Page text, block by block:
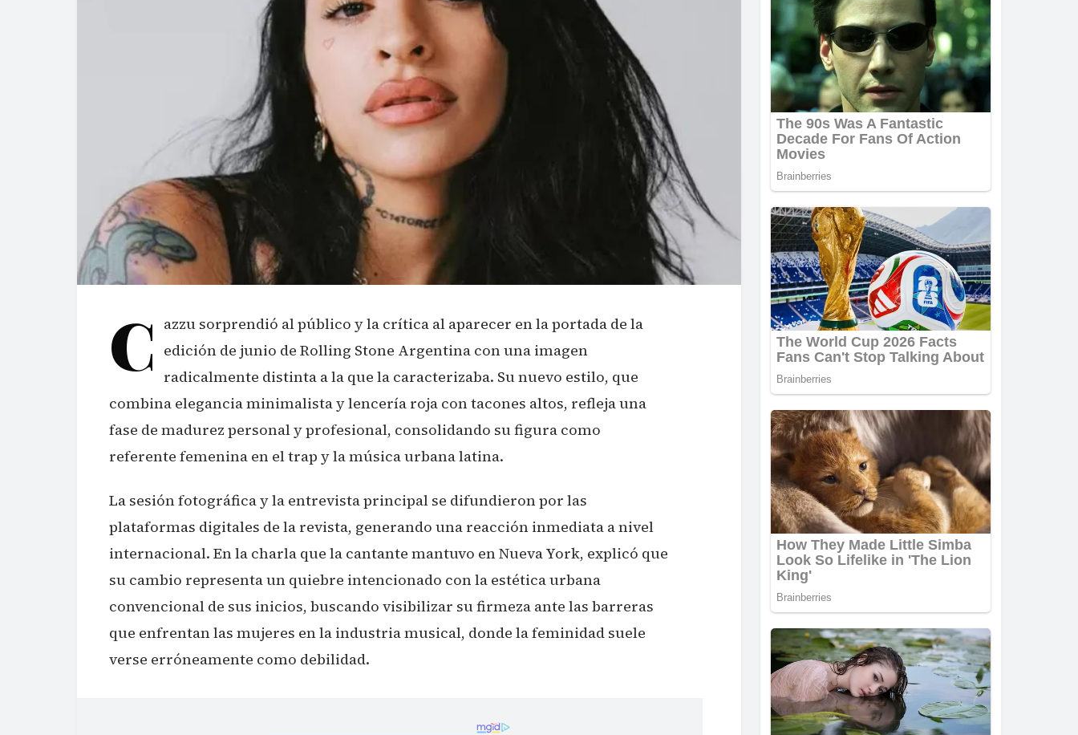
C azzu sorprendió al público y la crítica al aparecer en la portada de la
edición de junio de Rolling Stone Argentina con una imagen
radicalmente distinta a la que la caracterizaba. Su nuevo estilo, que
combina elegancia minimalista y lencería roja con tacones altos, refleja una
fase de madurez personal y profesional, consolidando su figura como
referente femenina en el trap y la música urbana latina.
La sesión fotográfica y la entrevista principal se difundieron por las
plataformas digitales de la revista, generando una reacción inmediata a nivel
internacional. En la charla que la cantante mantuvo en Nueva York, explicó que
su cambio representa un quiebre intencionado con la estética urbana
convencional de sus inicios, buscando visibilizar su firmeza ante las barreras
que enfrentan las mujeres en la industria musical, donde la feminidad suele
verse erróneamente como debilidad.